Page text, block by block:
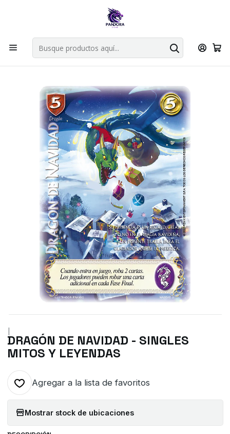
Por compras en cartas singles superiores a 49.990 el envio es
Explorar singles
Inicio Juegos de cartas TCG Mitos y Leyendas TCG
Singles Primer Bloque MYL
|
DRAGÓN DE NAVIDAD - SINGLES
MITOS Y LEYENDAS
Agregar a la lista de favoritos
Mostrar stock de ubicaciones